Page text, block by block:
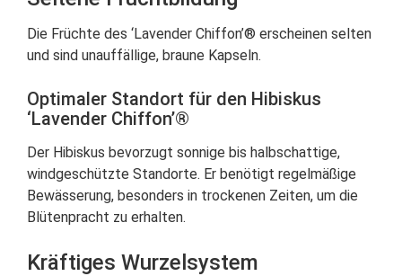
Die Früchte des ‘Lavender Chiffon’® erscheinen selten
und sind unauffällige, braune Kapseln.
Optimaler Standort für den Hibiskus
‘Lavender Chiffon’®
Der Hibiskus bevorzugt sonnige bis halbschattige,
windgeschützte Standorte. Er benötigt regelmäßige
Bewässerung, besonders in trockenen Zeiten, um die
Blütenpracht zu erhalten.
Kräftiges Wurzelsystem